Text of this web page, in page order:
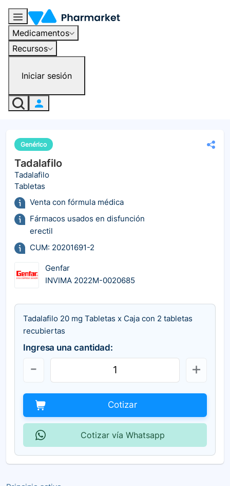
Medicamentos
Recursos
Iniciar sesión
Genérico
Tadalafilo
Tadalafilo
Tabletas
Venta con fórmula médica
Fármacos usados en disfunción
erectil
CUM: 20201691-2
Genfar
INVIMA 2022M-0020685
Tadalafilo 20 mg Tabletas x Caja con 2 tabletas
recubiertas
Ingresa una cantidad:
Cotizar
Cotizar vía Whatsapp